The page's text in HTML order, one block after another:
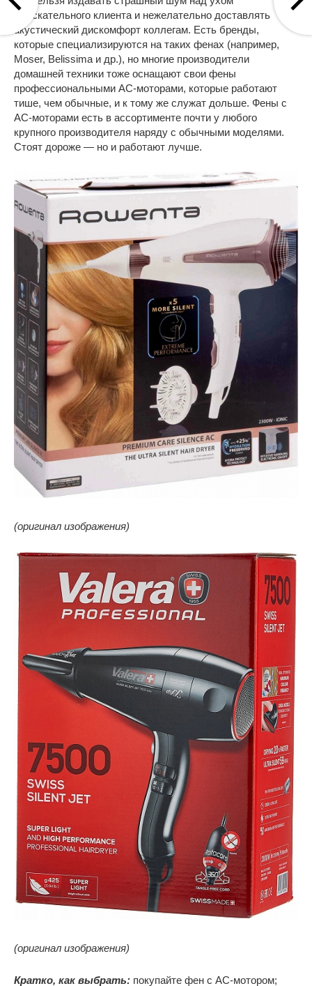
взыскательного клиента и нежелательно доставлять
акустический дискомфорт коллегам. Есть бренды,
которые специализируются на таких фенах (например,
Moser, Belissima и др.), но многие производители
домашней техники тоже оснащают свои фены
профессиональными АС-моторами, которые работают
тише, чем обычные, и к тому же служат дольше. Фены с
АС-моторами есть в ассортименте почти у любого
крупного производителя наряду с обычными моделями.
Стоят дороже — но и работают лучше.
(оригинал изображения)
(оригинал изображения)
Кратко, как выбрать: покупайте фен с АС-мотором;